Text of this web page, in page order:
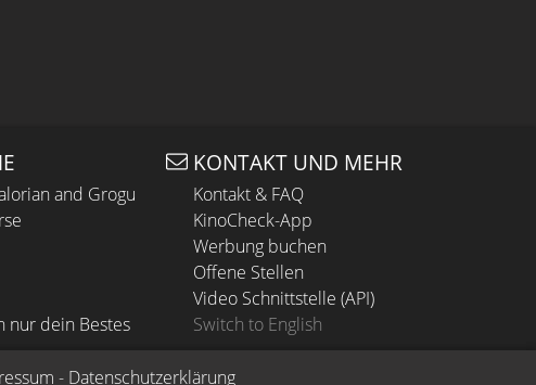
and Grogu
nur dein Bestes
KONTAKT UND MEHR
Kontakt & FAQ
KinoCheck-App
Werbung buchen
Offene Stellen
Video Schnittstelle (API)
Switch to English
- Datenschutzerklärung